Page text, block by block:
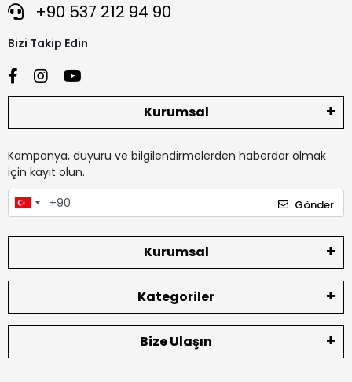
+90 537 212 94 90
Bizi Takip Edin
Kurumsal
Kampanya, duyuru ve bilgilendirmelerden haberdar olmak
için kayıt olun.
Gönder
Kurumsal
Kategoriler
Bize Ulaşın